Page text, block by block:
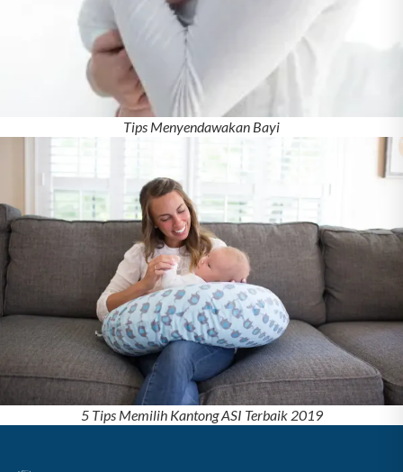
Tips Menyendawakan Bayi
5 Tips Memilih Kantong ASI Terbaik 2019